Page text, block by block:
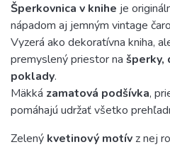
Šperkovnica v knihe je
nápadom aj jemným vintage
Vyzerá ako dekoratívna kniha,
premyslený priestor na šperky,
poklady.
Mäkká zamatová podšívka,
pomáhajú udržať všetko
Zelený kvetinový motívz nej